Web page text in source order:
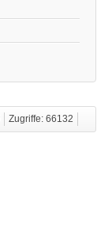
Zugriffe: 66132